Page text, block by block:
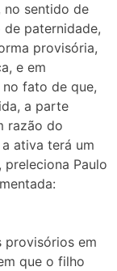
no sentido de
paternidade,
provisória,
e em
fato de que,
a parte
razão do
ativa terá um
Paulo
provisórios em
que o filho